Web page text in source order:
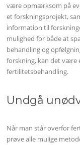
være opmærksom på
et forskningsprojekt,
information til
mulighed for både at
behandling og
forskning, kan det være
fertilitetsbehandling.
Undgå
Når man står overfor
prøve alle mulige